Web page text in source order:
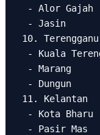
- Alor Gajah
- Jasin
10. Terengganu
- Kuala
- Marang
- Dungun
11. Kelantan
- Kota Bharu
- Pasir Mas